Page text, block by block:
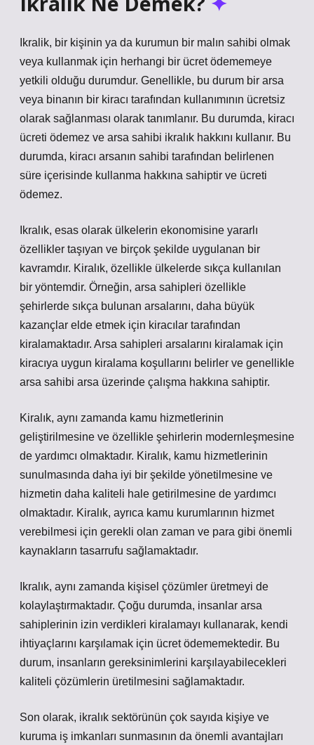
Ikralik, bir kişinin ya da kurumun bir malın sahibi olmak
veya kullanmak için herhangi bir ücret ödememeye
yetkili olduğu durumdur. Genellikle, bu durum bir arsa
veya binanın bir kiracı tarafından kullanımının ücretsiz
olarak sağlanması olarak tanımlanır. Bu durumda, kiracı
ücreti ödemez ve arsa sahibi ikralık hakkını kullanır. Bu
durumda, kiracı arsanın sahibi tarafından belirlenen
süre içerisinde kullanma hakkına sahiptir ve ücreti
ödemez.
Ikralık, esas olarak ülkelerin ekonomisine yararlı
özellikler taşıyan ve birçok şekilde uygulanan bir
kavramdır. Kiralık, özellikle ülkelerde sıkça kullanılan
bir yöntemdir. Örneğin, arsa sahipleri özellikle
şehirlerde sıkça bulunan arsalarını, daha büyük
kazançlar elde etmek için kiracılar tarafından
kiralamaktadır. Arsa sahipleri arsalarını kiralamak için
kiracıya uygun kiralama koşullarını belirler ve genellikle
arsa sahibi arsa üzerinde çalışma hakkına sahiptir.
Kiralık, aynı zamanda kamu hizmetlerinin
geliştirilmesine ve özellikle şehirlerin modernleşmesine
de yardımcı olmaktadır. Kiralık, kamu hizmetlerinin
sunulmasında daha iyi bir şekilde yönetilmesine ve
hizmetin daha kaliteli hale getirilmesine de yardımcı
olmaktadır. Kiralık, ayrıca kamu kurumlarının hizmet
verebilmesi için gerekli olan zaman ve para gibi önemli
kaynakların tasarrufu sağlamaktadır.
Ikralık, aynı zamanda kişisel çözümler üretmeyi de
kolaylaştırmaktadır. Çoğu durumda, insanlar arsa
sahiplerinin izin verdikleri kiralamayı kullanarak, kendi
ihtiyaçlarını karşılamak için ücret ödememektedir. Bu
durum, insanların gereksinimlerini karşılayabilecekleri
kaliteli çözümlerin üretilmesini sağlamaktadır.
Son olarak, ikralık sektörünün çok sayıda kişiye ve
kuruma iş imkanları sunmasının da önemli avantajları